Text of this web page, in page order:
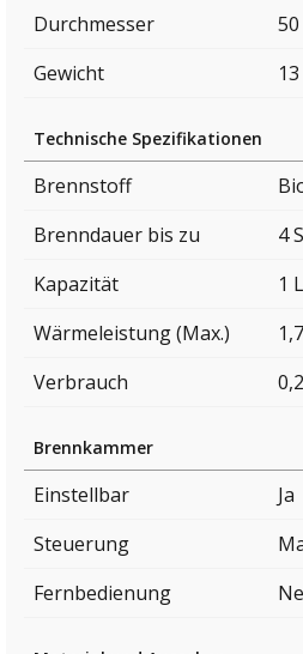
Durchmesser
50
Gewicht
Technische Spezifikationen
Brennstoff
Brenndauer bis zu
4
Kapazität
1
Wärmeleistung (Max.)
Verbrauch
Brennkammer
Einstellbar
Ja
Steuerung
Fernbedienung